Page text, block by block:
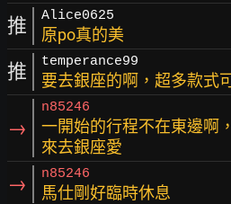
推 Alice0625
原po真的美
推 temperance99
要去銀座的啊，超多款式
→
n85246
一開始的行程不在東邊啊
來去銀座愛
→ n85246
馬仕剛好臨時休息